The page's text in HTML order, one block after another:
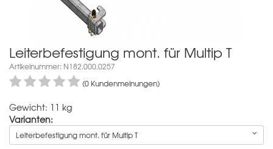
Leiterbefestigung mont. für Multip T
Artikelnummer: N182.000.0257
(0 Kundenmeinungen)
Gewicht: 11 kg
Varianten:
Leiterbefestigung mont. für Multip T